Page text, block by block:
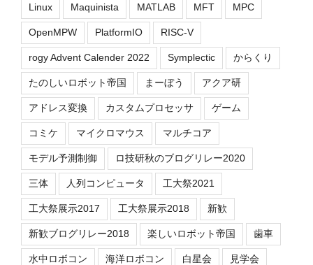
Linux Maquinista MATLAB MFT MPC
OpenMPW PlatformIO RISC-V
rogy Advent Calender 2022 Symplectic からくり
たのしいロボット帝国 まーぼう アクア研
アドレス変換 カスタムプロセッサ ゲーム
コミケ マイクロマウス マルチコア
モデル予測制御 ロ技研秋のブログリレー2020
三体 人列コンピュータ 工大祭2021
工大祭展示2017 工大祭展示2018 新歓
新歓ブログリレー2018 楽しいロボット帝国 歯車
水中ロボコン 海洋ロボコン 白星会 見学会